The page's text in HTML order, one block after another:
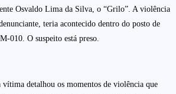
Osvaldo Lima da Silva, o “Grilo”. A violência
teria acontecido dentro do posto de
010. O suspeito está preso.
detalhou os momentos de violência que